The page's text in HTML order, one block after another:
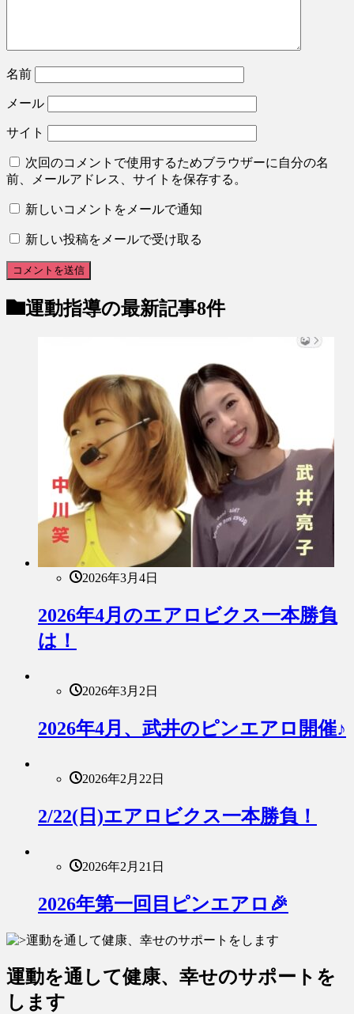
名前
メール
サイト
次回のコメントで使用するためブラウザーに自分の名
前、メールアドレス、サイトを保存する。
新しいコメントをメールで通知
新しい投稿をメールで受け取る
運動指導の最新記事8件
2026年3月4日
2026年4月のエアロビクス一本勝負
は！
2026年3月2日
2026年4月、武井のピンエアロ開催♪
2026年2月22日
2/22(日)エアロビクス一本勝負！
2026年2月21日
2026年第一回目ピンエアロ🎉
運動を通して健康、幸せのサポートを
します